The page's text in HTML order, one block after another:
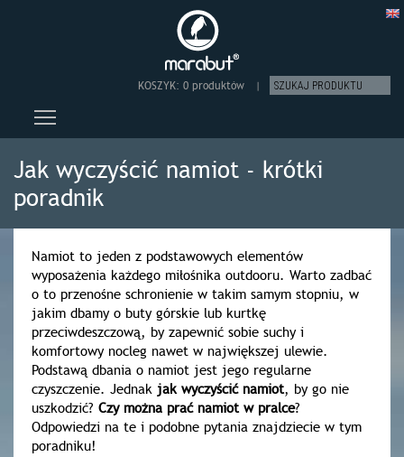
KOSZYK: 0 produktów|
Jak wyczyścić namiot - krótki
poradnik
Namiot to jeden z podstawowych elementów
wyposażenia każdego miłośnika outdooru. Warto zadbać
o to przenośne schronienie w takim samym stopniu, w
jakim dbamy o buty górskie lub kurtkę
przeciwdeszczową, by zapewnić sobie suchy i
komfortowy nocleg nawet w największej ulewie.
Podstawą dbania o namiot jest jego regularne
czyszczenie. Jednak jak wyczyścić namiot, by go nie
uszkodzić? Czy można prać namiot w pralce?
Odpowiedzi na te i podobne pytania znajdziecie w tym
poradniku!